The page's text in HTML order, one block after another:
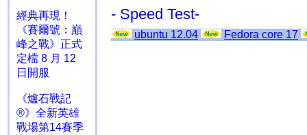
經典再現！
《賽爾號：巔
峰之戰》正式
定檔 8 月 12
日開服
《爐石戰記
®》全新英雄
戰場第14賽季
- Speed Test-
ubuntu 12.04 Fedora core 17